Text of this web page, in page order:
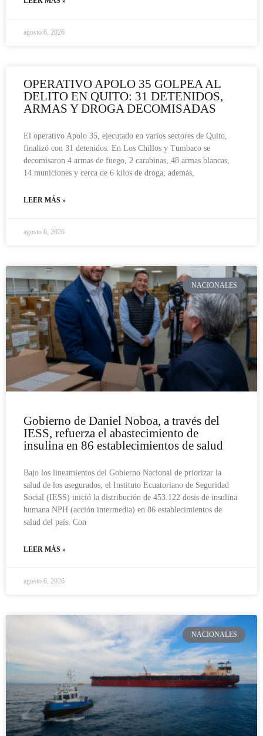
agosto 6, 2026
OPERATIVO APOLO 35 GOLPEA AL
DELITO EN QUITO: 31 DETENIDOS,
ARMAS Y DROGA DECOMISADAS
El operativo Apolo 35, ejecutado en varios sectores de Quito,
finalizó con 31 detenidos. En Los Chillos y Tumbaco se
decomisaron 4 armas de fuego, 2 carabinas, 48 armas blancas,
14 municiones y cerca de 6 kilos de droga; además,
LEER MÁS »
agosto 6, 2026
NACIONALES
Gobierno de Daniel Noboa, a través del
IESS, refuerza el abastecimiento de
insulina en 86 establecimientos de salud
Bajo los lineamientos del Gobierno Nacional de priorizar la
salud de los asegurados, el Instituto Ecuatoriano de Seguridad
Social (IESS) inició la distribución de 453.122 dosis de insulina
humana NPH (acción intermedia) en 86 establecimientos de
salud del país. Con
LEER MÁS »
agosto 6, 2026
NACIONALES